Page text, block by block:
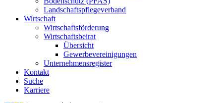
Landschaftspflegeverband
Wirtschaft
Wirtschaftsförderung
Wirtschaftsbeirat
Übersicht
Gewerbevereinigungen
Unternehmensregister
Kontakt
Suche
Karriere